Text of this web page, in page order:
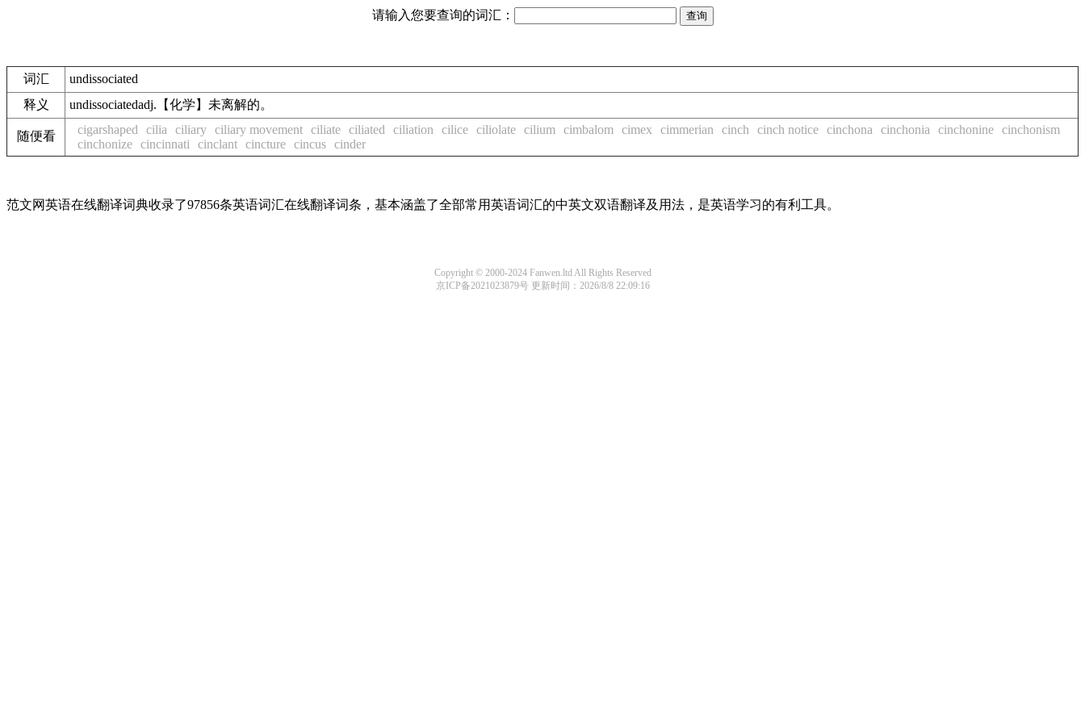
请输入您要查询的词汇：
词汇
undissociated
释义
undissociatedadj.【化学】未离解的。
随便看 cigarshaped cilia ciliary ciliary movement ciliate ciliated ciliation cilice ciliolate cilium cimbalom cimex cimmerian cinch cinch notice cinchona cinchonia cinchonine cinchonism
cinchonize cincinnati cinclant cincture cincus cinder
范文网英语在线翻译词典收录了97856条英语词汇在线翻译词条，基本涵盖了全部常用英语词汇的中英文双语翻译及用法，是英语学习的有利工具。
Copyright © 2000-2024 Fanwen.ltd All Rights Reserved
京ICP备2021023879号更新时间：2026/8/8 22:09:16